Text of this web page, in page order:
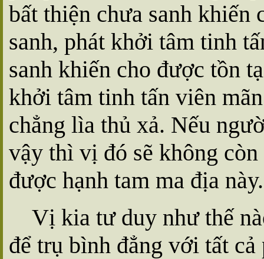
bất thiện chưa sanh khiến
sanh, phát khởi tâm tinh
sanh khiến cho được tồn
khởi tâm tinh tấn viên
chẳng lìa thủ xả. Nếu
vậy thì vị đó sẽ không
được hạnh tam ma địa này.
Vị kia tư duy như thế
để trụ bình đẳng với tất